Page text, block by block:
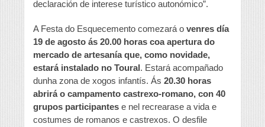
declaración de interese turístico autonómico”.
A Festa do Esquecemento comezará o venres día
19 de agosto ás 20.00 horas coa apertura do
mercado de artesanía que, como novidade,
estará instalado no Toural. Estará acompañado
dunha zona de xogos infantís. Ás 20.30 horas
abrirá o campamento castrexo-romano, con 40
grupos participantes e nel recrearase a vida e
costumes de romanos e castrexos. O desfile